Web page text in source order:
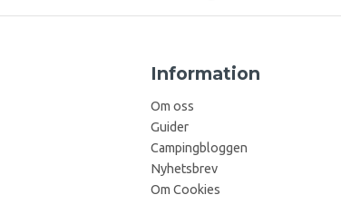
Information
Om oss
Guider
Campingbloggen
Nyhetsbrev
Om Cookies